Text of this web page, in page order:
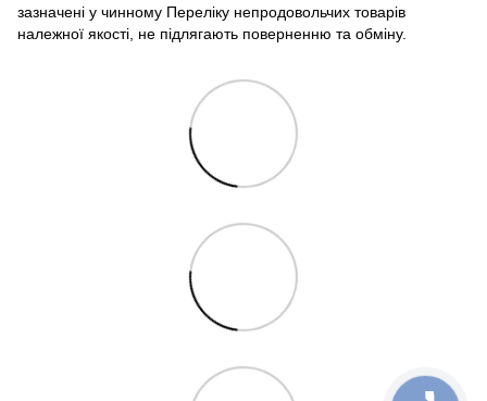
зазначені у чинному Переліку непродовольчих товарів
належної якості, не підлягають поверненню та обміну.